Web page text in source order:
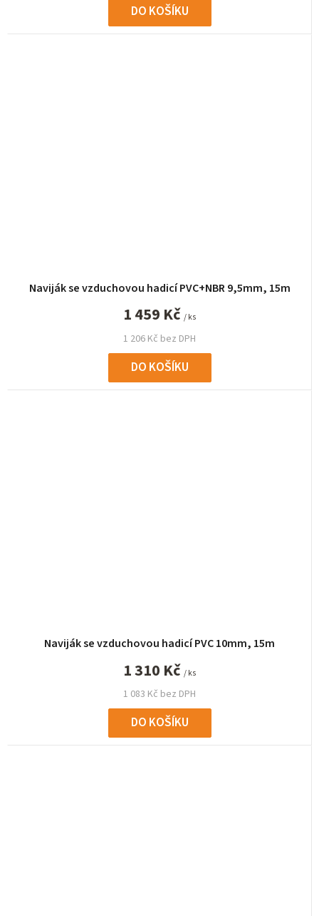
DO KOŠÍKU
Naviják se vzduchovou hadicí PVC+NBR 9,5mm, 15m
1 206 Kč bez DPH
1 459 Kč / ks
DO KOŠÍKU
Naviják se vzduchovou hadicí PVC 10mm, 15m
1 083 Kč bez DPH
1 310 Kč / ks
DO KOŠÍKU